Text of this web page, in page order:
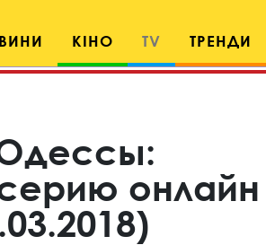
КІНО TV ТРЕНДИ
онлайн